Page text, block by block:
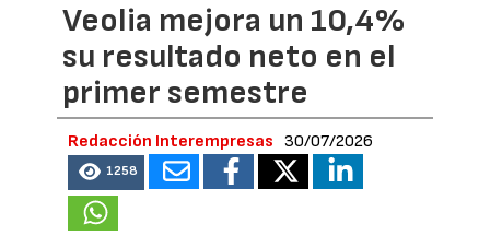
Veolia mejora un 10,4%
su resultado neto en el
primer semestre
Redacción Interempresas 30/07/2026
1258